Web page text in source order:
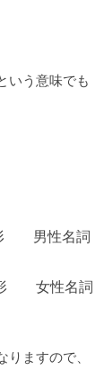
いう意味でも
男性名詞
女性名詞
ますので、